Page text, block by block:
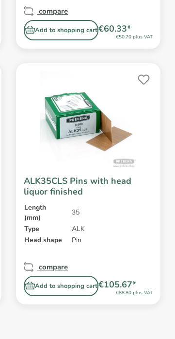
Add to shopping cart
compare
€50.70 plus VAT
€60.33*
ALK35CLS Pins with head
liquor finished
Length
(mm)
35
Type
ALK
Head shape
Pin
Add to shopping cart
compare
€88.80 plus VAT
€105.67*